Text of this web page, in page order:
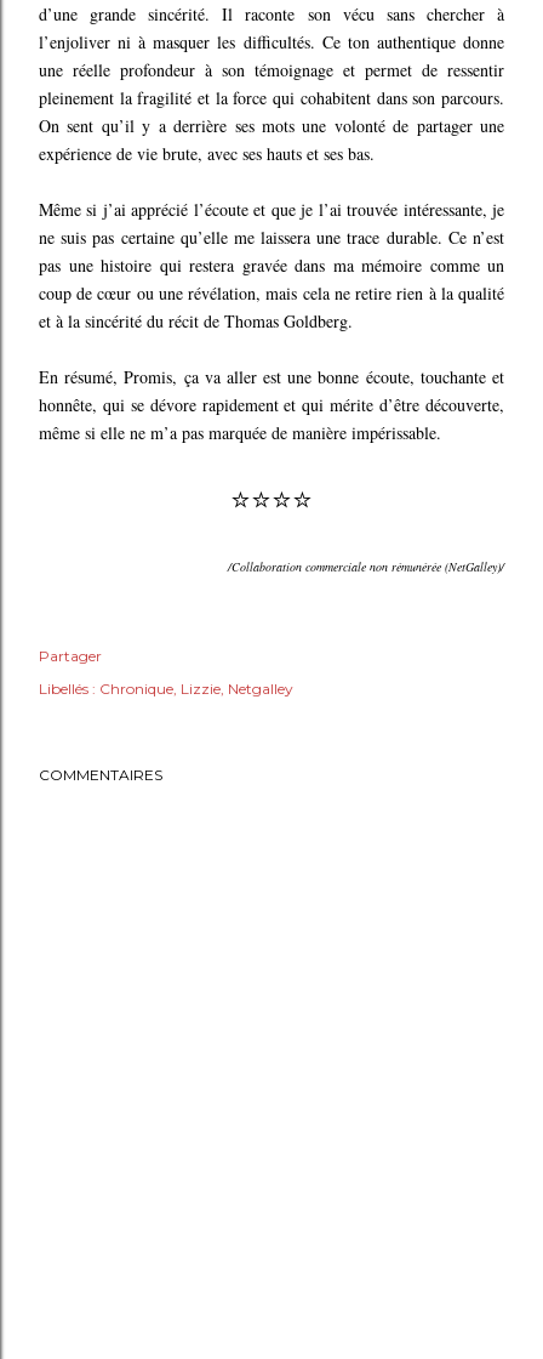
d’une grande sincérité. Il raconte son vécu sans chercher à
l’enjoliver ni à masquer les difficultés. Ce ton authentique donne
une réelle profondeur à son témoignage et permet de ressentir
pleinement la fragilité et la force qui cohabitent dans son parcours.
On sent qu’il y a derrière ses mots une volonté de partager une
expérience de vie brute, avec ses hauts et ses bas.
Même si j’ai apprécié l’écoute et que je l’ai trouvée intéressante, je
ne suis pas certaine qu’elle me laissera une trace durable. Ce n’est
pas une histoire qui restera gravée dans ma mémoire comme un
coup de cœur ou une révélation, mais cela ne retire rien à la qualité
et à la sincérité du récit de Thomas Goldberg.
En résumé, Promis, ça va aller est une bonne écoute, touchante et
honnête, qui se dévore rapidement et qui mérite d’être découverte,
même si elle ne m’a pas marquée de manière impérissable.
⭐⭐⭐⭐
/Collaboration commerciale non rémunérée (NetGalley)/
Partager
Libellés : Chronique Lizzie Netgalley
COMMENTAIRES